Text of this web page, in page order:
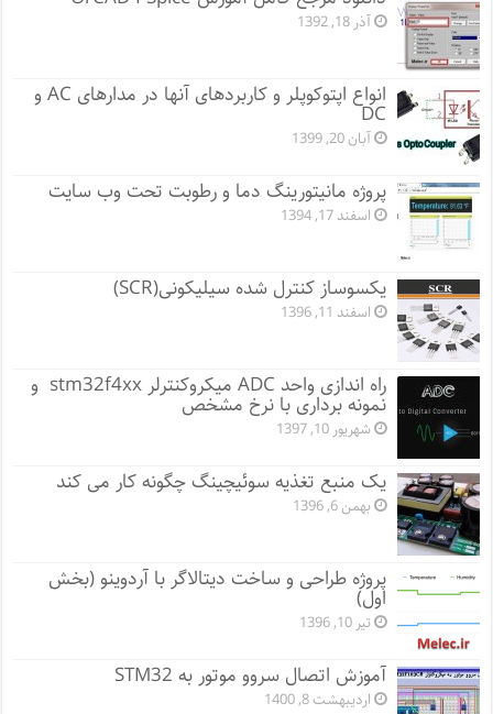
آذر 18, 1392
انواع اپتوکوپلر و کاربردهای آنها در مدارهای AC و
DC
آبان 20, 1399
پروژه مانيتورينگ دما و رطوبت تحت وب سایت
اسفند 17, 1394
یکسوساز کنترل شده سیلیکونی(SCR)
اسفند 11, 1396
راه اندازی واحد ADC میکروکنترلر stm32f4xx و
نمونه برداری با نرخ مشخص
شهریور 10, 1397
یک منبع تغذیه سوئیچینگ چگونه کار می کند
بهمن 6, 1396
پروژه طراحی و ساخت دیتالاگر با آردوینو (بخش
اول)
تیر 10, 1396
آموزش اتصال سروو موتور به STM32
اردیبهشت 8, 1400